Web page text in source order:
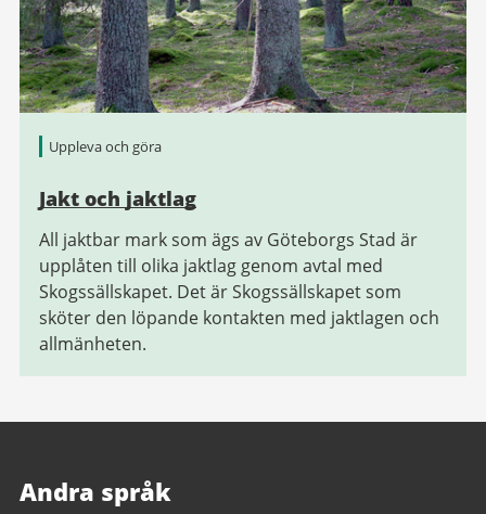
Uppleva och göra
Jakt och jaktlag
All jaktbar mark som ägs av Göteborgs Stad är
upplåten till olika jaktlag genom avtal med
Skogssällskapet. Det är Skogssällskapet som
sköter den löpande kontakten med jaktlagen och
allmänheten.
Andra språk